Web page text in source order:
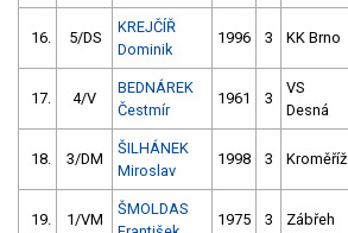
16. 5/DS
KREJČÍŘ
Dominik
1996 3 KK Brno
17. 4/V
BEDNÁREK
Čestmír
1961 3
VS
Desná
18. 3/DM
ŠILHÁNEK
Miroslav
1998 3 Kroměříž
19. 1/VM
ŠMOLDAS
1975 3 Zábřeh